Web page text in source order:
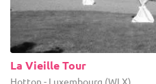
La Vieille Tour
Hotton - Luxembourg (WLX)